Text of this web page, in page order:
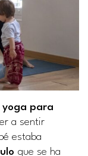
yoga para
a sentir
estaba
que se ha